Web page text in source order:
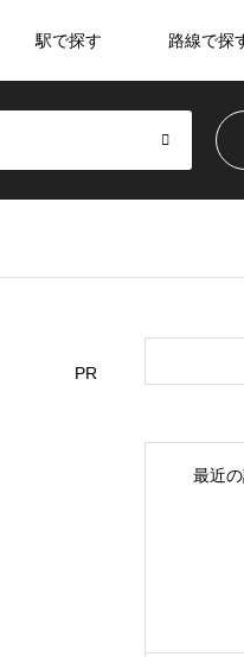
駅で探す 路線で探
PR
最近